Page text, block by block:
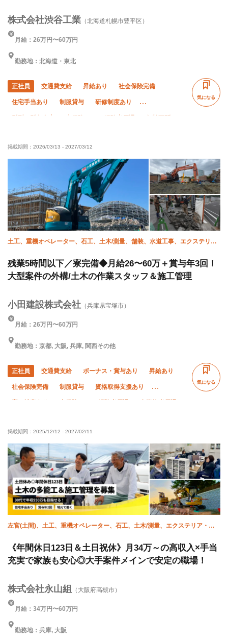
株式会社渋谷工業 （北海道札幌市豊平区）
月給：26万円〜60万円
勤務地：北海道・東北
正社員 交通費支給 昇給あり 社会保険完備
住宅手当あり 制服貸与 研修制度あり
年末年始休暇 車・バイク通勤OK
気になる
掲載期間： 2026/03/13 - 2027/03/12
土工、重機オペレーター、石工、土木/測量、舗装、水道工事、エクステリ
残業5時間以下／寮完備◆月給26〜60万＋賞与年3回！
大型案件の外構/土木の作業スタッフ＆施工管理
小田建設株式会社 （兵庫県宝塚市）
月給：26万円〜60万円
勤務地：京都, 大阪, 兵庫, 関西その他
正社員 交通費支給 ボーナス・賞与あり 昇給あり
社会保険完備 制服貸与 資格取得支援あり
寮・社宅あり 未経験OK 経験者優遇 有資格者優遇
年末年始休暇 車・バイク通勤OK
残業月10時間以下
気になる
掲載期間： 2025/12/12 - 2027/02/11
左官(土間)、土工、重機オペレーター、石工、土木/測量、エクステリア・外
《年間休日123日＆土日祝休》月34万～の高収入×手当
充実で家族も安心◎大手案件メインで安定の職場！
株式会社永山組 （大阪府高槻市）
月給：34万円〜60万円
勤務地：兵庫, 大阪